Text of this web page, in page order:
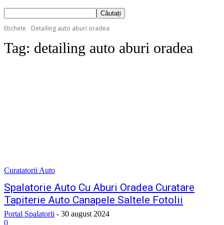
Etichete Detailing auto aburi oradea
Tag: detailing auto aburi oradea
Curatatorii Auto
Spalatorie Auto Cu Aburi Oradea Curatare
Tapiterie Auto Canapele Saltele Fotolii
Portal Spalatorii - 30 august 2024
0